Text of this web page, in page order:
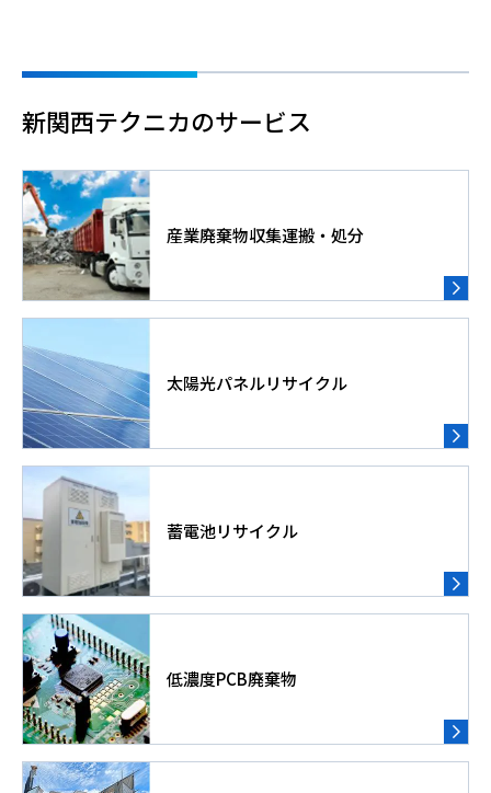
新関西テクニカのサービス
産業廃棄物収集運搬・処分
太陽光パネルリサイクル
蓄電池リサイクル
低濃度PCB廃棄物